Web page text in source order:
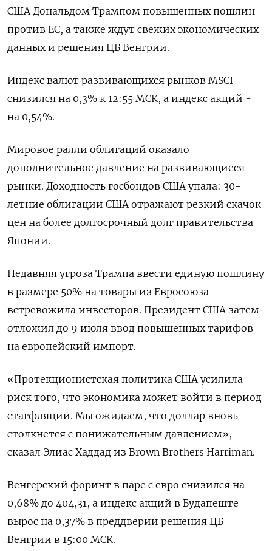
США Дональдом Трампом повышенных пошлин
против ЕС, а также ждут свежих экономических
данных и решения ЦБ Венгрии.
Индекс валют развивающихся рынков MSCI
снизился на 0,3% к 12:55 МСК, а индекс акций -
на 0,54%.
Мировое ралли облигаций оказало
дополнительное давление на развивающиеся
рынки. Доходность госбондов США упала: 30-
летние облигации США отражают резкий скачок
цен на более долгосрочный долг правительства
Японии.
Недавняя угроза Трампа ввести единую пошлину
в размере 50% на товары из Евросоюза
встревожила инвесторов. Президент США затем
отложил до 9 июля ввод повышенных тарифов
на европейский импорт.
«Протекционистская политика США усилила
риск того, что экономика может войти в период
стагфляции. Мы ожидаем, что доллар вновь
столкнется с понижательным давлением», -
сказал Элиас Хаддад из Brown Brothers Harriman.
Венгерский форинт в паре с евро снизился на
0,68% до 404,31, а индекс акций в Будапеште
вырос на 0,37% в преддверии решения ЦБ
Венгрии в 15:00 МСК.